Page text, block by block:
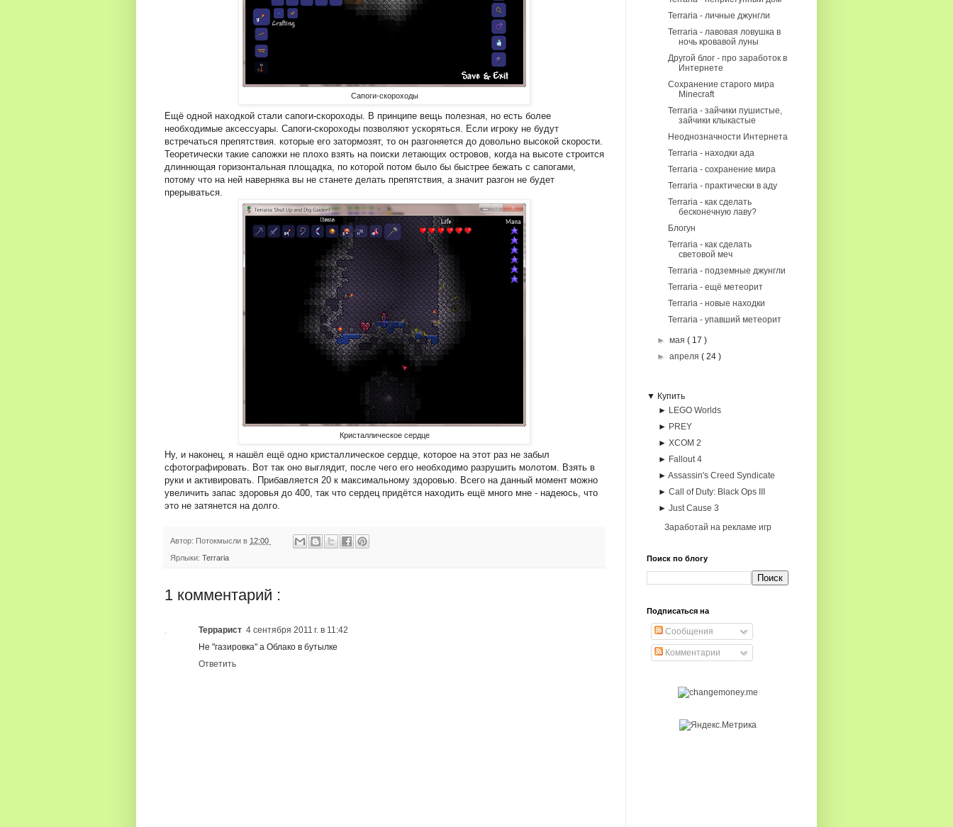
Сапоги-скороходы
Ещё одной находкой стали сапоги-скороходы. В принципе вещь полезная, но есть более
необходимые аксессуары. Сапоги-скороходы позволяют ускоряться. Если игроку не будут
встречаться препятствия. которые его затормозят, то он разгоняется до довольно высокой скорости.
Теоретически такие сапожки не плохо взять на поиски летающих островов, когда на высоте строится
длиннющая горизонтальная площадка, по которой потом было бы быстрее бежать с сапогами,
потому что на ней наверняка вы не станете делать препятствия, а значит разгон не будет
прерываться.
Кристаллическое сердце
Ну, и наконец, я нашёл ещё одно кристаллическое сердце, которое на этот раз не забыл
сфотографировать. Вот так оно выглядит, после чего его необходимо разрушить молотом. Взять в
руки и активировать. Прибавляется 20 к максимальному здоровью. Всего на данный момент можно
увеличить запас здоровья до 400, так что сердец придётся находить ещё много мне - надеюсь, что
это не затянется на долго.
Автор: Потокмысли в 12:00
Ярлыки: Terraria
1 комментарий :
Террарист 4 сентября 2011 г. в 11:42
Не "газировка" а Облако в бутылке
Ответить
Terraria - личные джунгли
Terraria - лавовая ловушка в
ночь кровавой луны
Другой блог - про заработок в
Интернете
Сохранение старого мира
Minecraft
Terraria - зайчики пушистые,
зайчики клыкастые
Неоднозначности Интернета
Terraria - находки ада
Terraria - сохранение мира
Terraria - практически в аду
Terraria - как сделать
бесконечную лаву?
Блогун
Terraria - как сделать
световой меч
Terraria - подземные джунгли
Terraria - ещё метеорит
Terraria - новые находки
Terraria - упавший метеорит
►мая( 17 )
►апреля( 24 )
▼ Купить
► LEGO Worlds
► PREY
► XCOM 2
► Fallout 4
► Assassin's Creed Syndicate
► Call of Duty: Black Ops III
► Just Cause 3
Заработай на рекламе игр
Поиск по блогу
Подписаться на
Сообщения
Комментарии